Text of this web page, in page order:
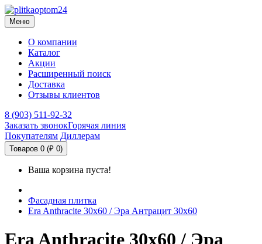
Меню
О компании
Каталог
Акции
Расширенный поиск
Доставка
Отзывы клиентов
8 (903) 511-92-32
Заказать звонокГорячая линия
Покупателям Диллерам
Товаров 0 (₽ 0)
Ваша корзина пуста!
Фасадная плитка
Era Anthracite 30x60 / Эра Антрацит 30х60
Era Anthracite 30x60 / Эра